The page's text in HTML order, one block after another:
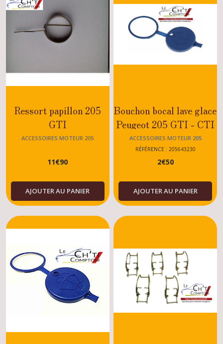
Ressort papillon 205
GTI
ACCESSOIRES MOTEUR 205
11€90
AJOUTER AU PANIER
Bouchon bocal lave glace
Peugeot 205 GTI - CTI
- RALLYE - XS -
DTURBO - Essence -
Diesel - Tout modèle
ACCESSOIRES MOTEUR 205
RÉFÉRENCE : 205643230
2€50
AJOUTER AU PANIER